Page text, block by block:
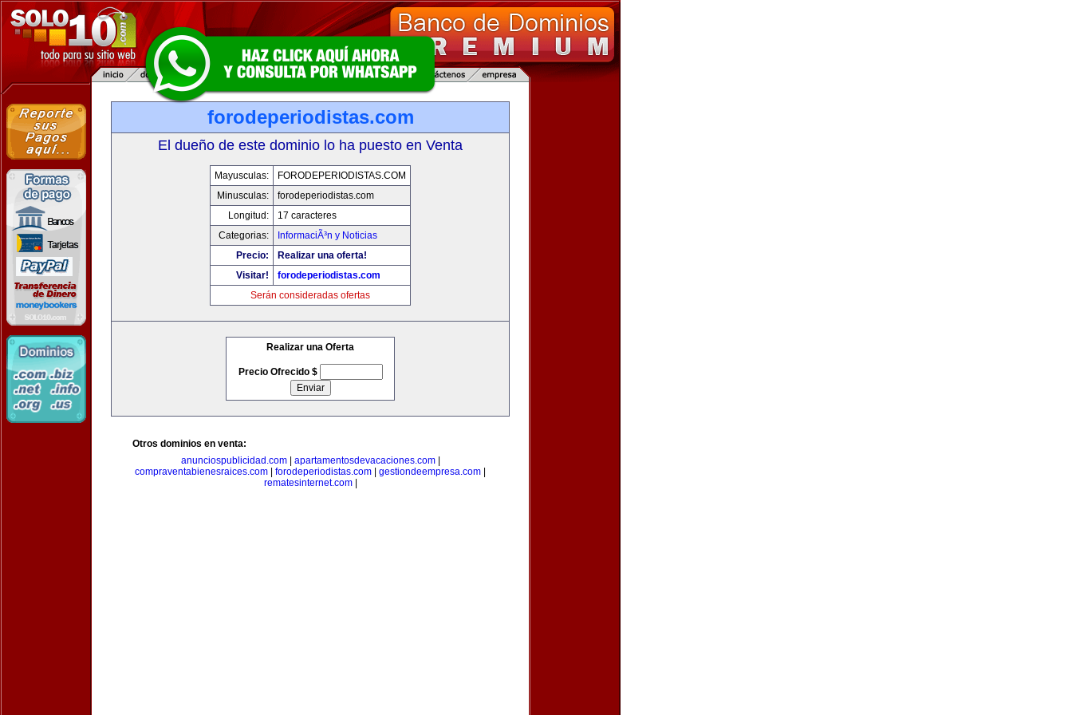
forodeperiodistas.com
El dueño de este dominio lo ha puesto en Venta
Mayusculas:
FORODEPERIODISTAS.COM
Minusculas:
forodeperiodistas.com
Longitud:
17 caracteres
Categorias:
InformaciÃ³n y Noticias
Precio:
Realizar una oferta!
Visitar!
forodeperiodistas.com
Serán consideradas ofertas
Realizar una Oferta
Precio Ofrecido $
Otros dominios en venta:
anunciospublicidad.com| apartamentosdevacaciones.com|
compraventabienesraices.com
forodeperiodistas.com gestiondeempresa.com
rematesinternet.com|